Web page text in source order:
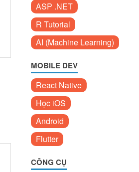
ASP .NET
R Tutorial
AI (Machine Learning)
MOBILE DEV
React Native
Học iOS
Android
Flutter
CÔNG CỤ